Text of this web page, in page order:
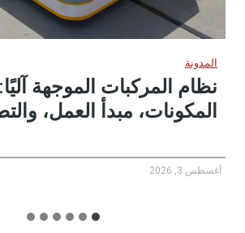
المدونة
تطبيقات عربة النقل الثقيلة
مناولة المواد الصناعية
أغسطس 3, 2026